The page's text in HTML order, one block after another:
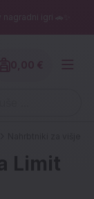
igri 🚗✨
...)
Znesek
Limit